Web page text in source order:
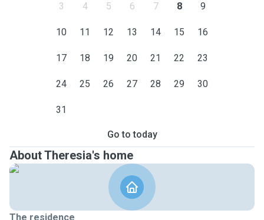
3 4 5 6 7 8 9
10 11 12 13 14 15 16
17 18 19 20 21 22 23
24 25 26 27 28 29 30
31
Go to today
About Theresia's home
The residence